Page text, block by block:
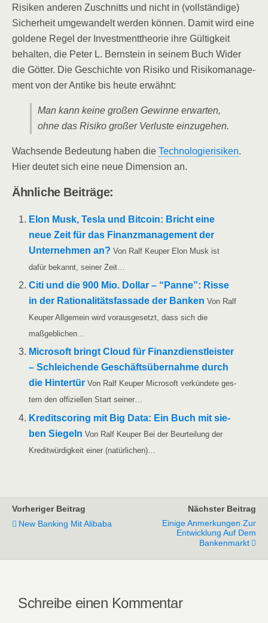
Risi­ken ande­ren Zuschnitts und nicht in (voll­stän­di­ge)
Sicher­heit umge­wan­delt wer­den kön­nen. Damit wird eine
gol­de­ne Regel der Invest­ment­theo­rie ihre Gül­tig­keit
behal­ten, die Peter L. Bern­stein in sei­nem Buch Wider
die Göt­ter. Die Geschich­te von Risi­ko und Risi­ko­ma­nage­
ment von der Anti­ke bis heu­te erwähnt:
Man kann kei­ne gro­ßen Gewin­ne erwar­ten,
ohne das Risi­ko gro­ßer Ver­lus­te einzugehen.
Wach­sen­de Bedeu­tung haben die Tech­no­lo­gie­ri­si­ken.
Hier deu­tet sich eine neue Dimen­si­on an.
Ähn­li­che Beiträge:
Elon Musk, Tes­la und Bit­co­in: Bricht eine
neue Zeit für das Finanz­ma­nage­ment der
Unter­neh­men an? Von Ralf Keu­per Elon Musk ist
dafür bekannt, sei­ner Zeit…
Citi und die 900 Mio. Dol­lar – “Pan­ne”: Ris­se
in der Ratio­na­li­täts­fas­sa­de der Ban­ken Von Ralf
Keu­per All­ge­mein wird vor­aus­ge­setzt, dass sich die
maßgeblichen…
Micro­soft bringt Cloud für Finanz­dienst­leis­ter
– Schlei­chen­de Geschäfts­über­nah­me durch
die Hin­ter­tür Von Ralf Keu­per Micro­soft ver­kün­de­te ges­
tern den offi­zi­el­len Start seiner…
Kre­dit­s­coring mit Big Data: Ein Buch mit sie­
ben Sie­geln Von Ralf Keu­per Bei der Beur­tei­lung der
Kre­dit­wür­dig­keit einer (natür­li­chen)…
Vorheriger Beitrag
New Banking Mit Alibaba
Nächster Beitrag
Einige Anmerkungen Zur
Entwicklung Auf Dem
Bankenmarkt
Schreibe einen Kommentar